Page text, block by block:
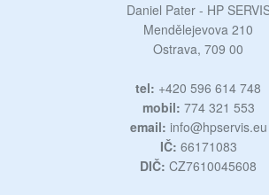
Daniel Pater - HP
Mendělejevova 210
Ostrava, 709 00
tel: +420 596 614 748
mobil: 774 321 553
email: info@hpservis.eu
IČ: 66171083
DIČ: CZ7610045608